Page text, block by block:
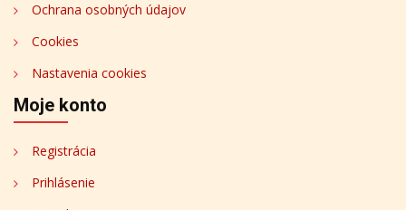
Ochrana osobných údajov
Cookies
Nastavenia cookies
Moje konto
Registrácia
Prihlásenie